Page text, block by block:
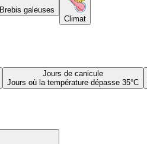
Brebis galeuses
Climat
Jours de canicule
Jours où la température dépasse 35°C